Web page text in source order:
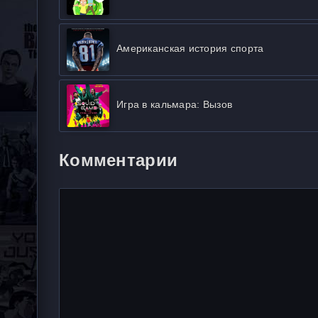
Американская история спорта
Игра в кальмара: Вызов
Комментарии